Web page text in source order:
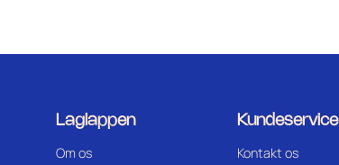
Laglappen
Om os
Kundeservice
Kontakt os